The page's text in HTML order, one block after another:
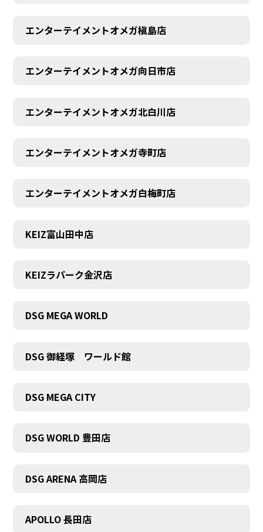
エンターテイメントオメガ槇島店
エンターテイメントオメガ向日市店
エンターテイメントオメガ北白川店
エンターテイメントオメガ寺町店
エンターテイメントオメガ白梅町店
KEIZ富山田中店
KEIZラパーク金沢店
DSG MEGA WORLD
DSG 御経塚 ワールド館
DSG MEGA CITY
DSG WORLD 豊田店
DSG ARENA 高岡店
APOLLO 長田店